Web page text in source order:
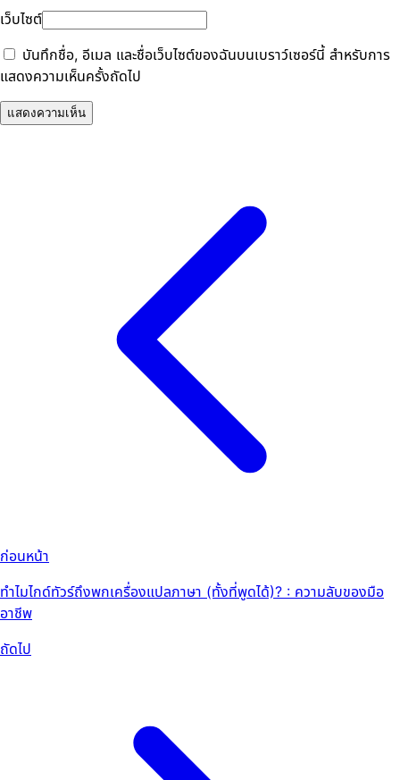
เว็บไซต์
บันทึกชื่อ, อีเมล และชื่อเว็บไซต์ของฉันบนเบราว์เซอร์นี้ สำหรับการ
แสดงความเห็นครั้งถัดไป
ก่อนหน้า
ทำไมไกด์ทัวร์ถึงพกเครื่องแปลภาษา (ทั้งที่พูดได้)? : ความลับของมือ
อาชีพ
ถัดไป